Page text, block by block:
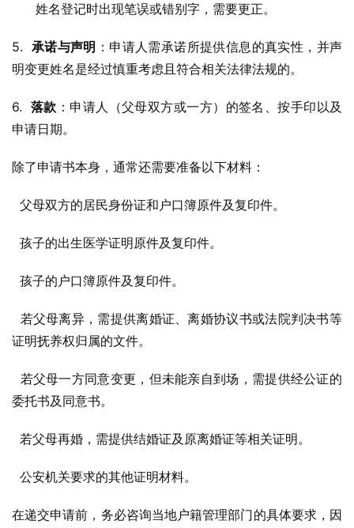
      姓名登记时出现笔误或错别字，需要更正。
5. 承诺与声明 ：申请人需承诺所提供信息的真实性，并声
明变更姓名是经过慎重考虑且符合相关法律法规的。
6. 落款 ：申请人（父母双方或一方）的签名、按手印以及
申请日期。
除了申请书本身，通常还需要准备以下材料：
  父母双方的居民身份证和户口簿原件及复印件。
  孩子的出生医学证明原件及复印件。
  孩子的户口簿原件及复印件。
证明抚养权归属的文件。
委托书及同意书。
  若父母再婚，需提供结婚证及原离婚证等相关证明。
  公安机关要求的其他证明材料。
在递交申请前，务必咨询当地户籍管理部门的具体要求，因